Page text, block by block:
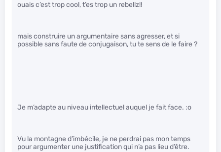
ouais c’est trop cool, t’es trop un rebellz!!
mais construire un argumentaire sans agresser, et si
possible sans faute de conjugaison, tu te sens de le faire ?
Je m’adapte au niveau intellectuel auquel je fait face. :o
Vu la montagne d’imbécile, je ne perdrai pas mon temps
pour argumenter une justification qui n’a pas lieu d’être.